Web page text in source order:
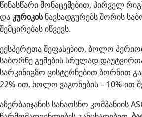
წინასწარი მონაცემებით, პირველ
დაკურიკისნავსადგურებს შორის
შემცირებას იწვევს.
ექსპერტთა შეფასებით, ბოლო
საბორნე გემების სრულად
სარკინიგზო ცისტერნებით ბორნით
22%-ით, ხოლო ვაგონების – 10%-ით
აზერბაიჯანის სანაოსნო კომპანიის